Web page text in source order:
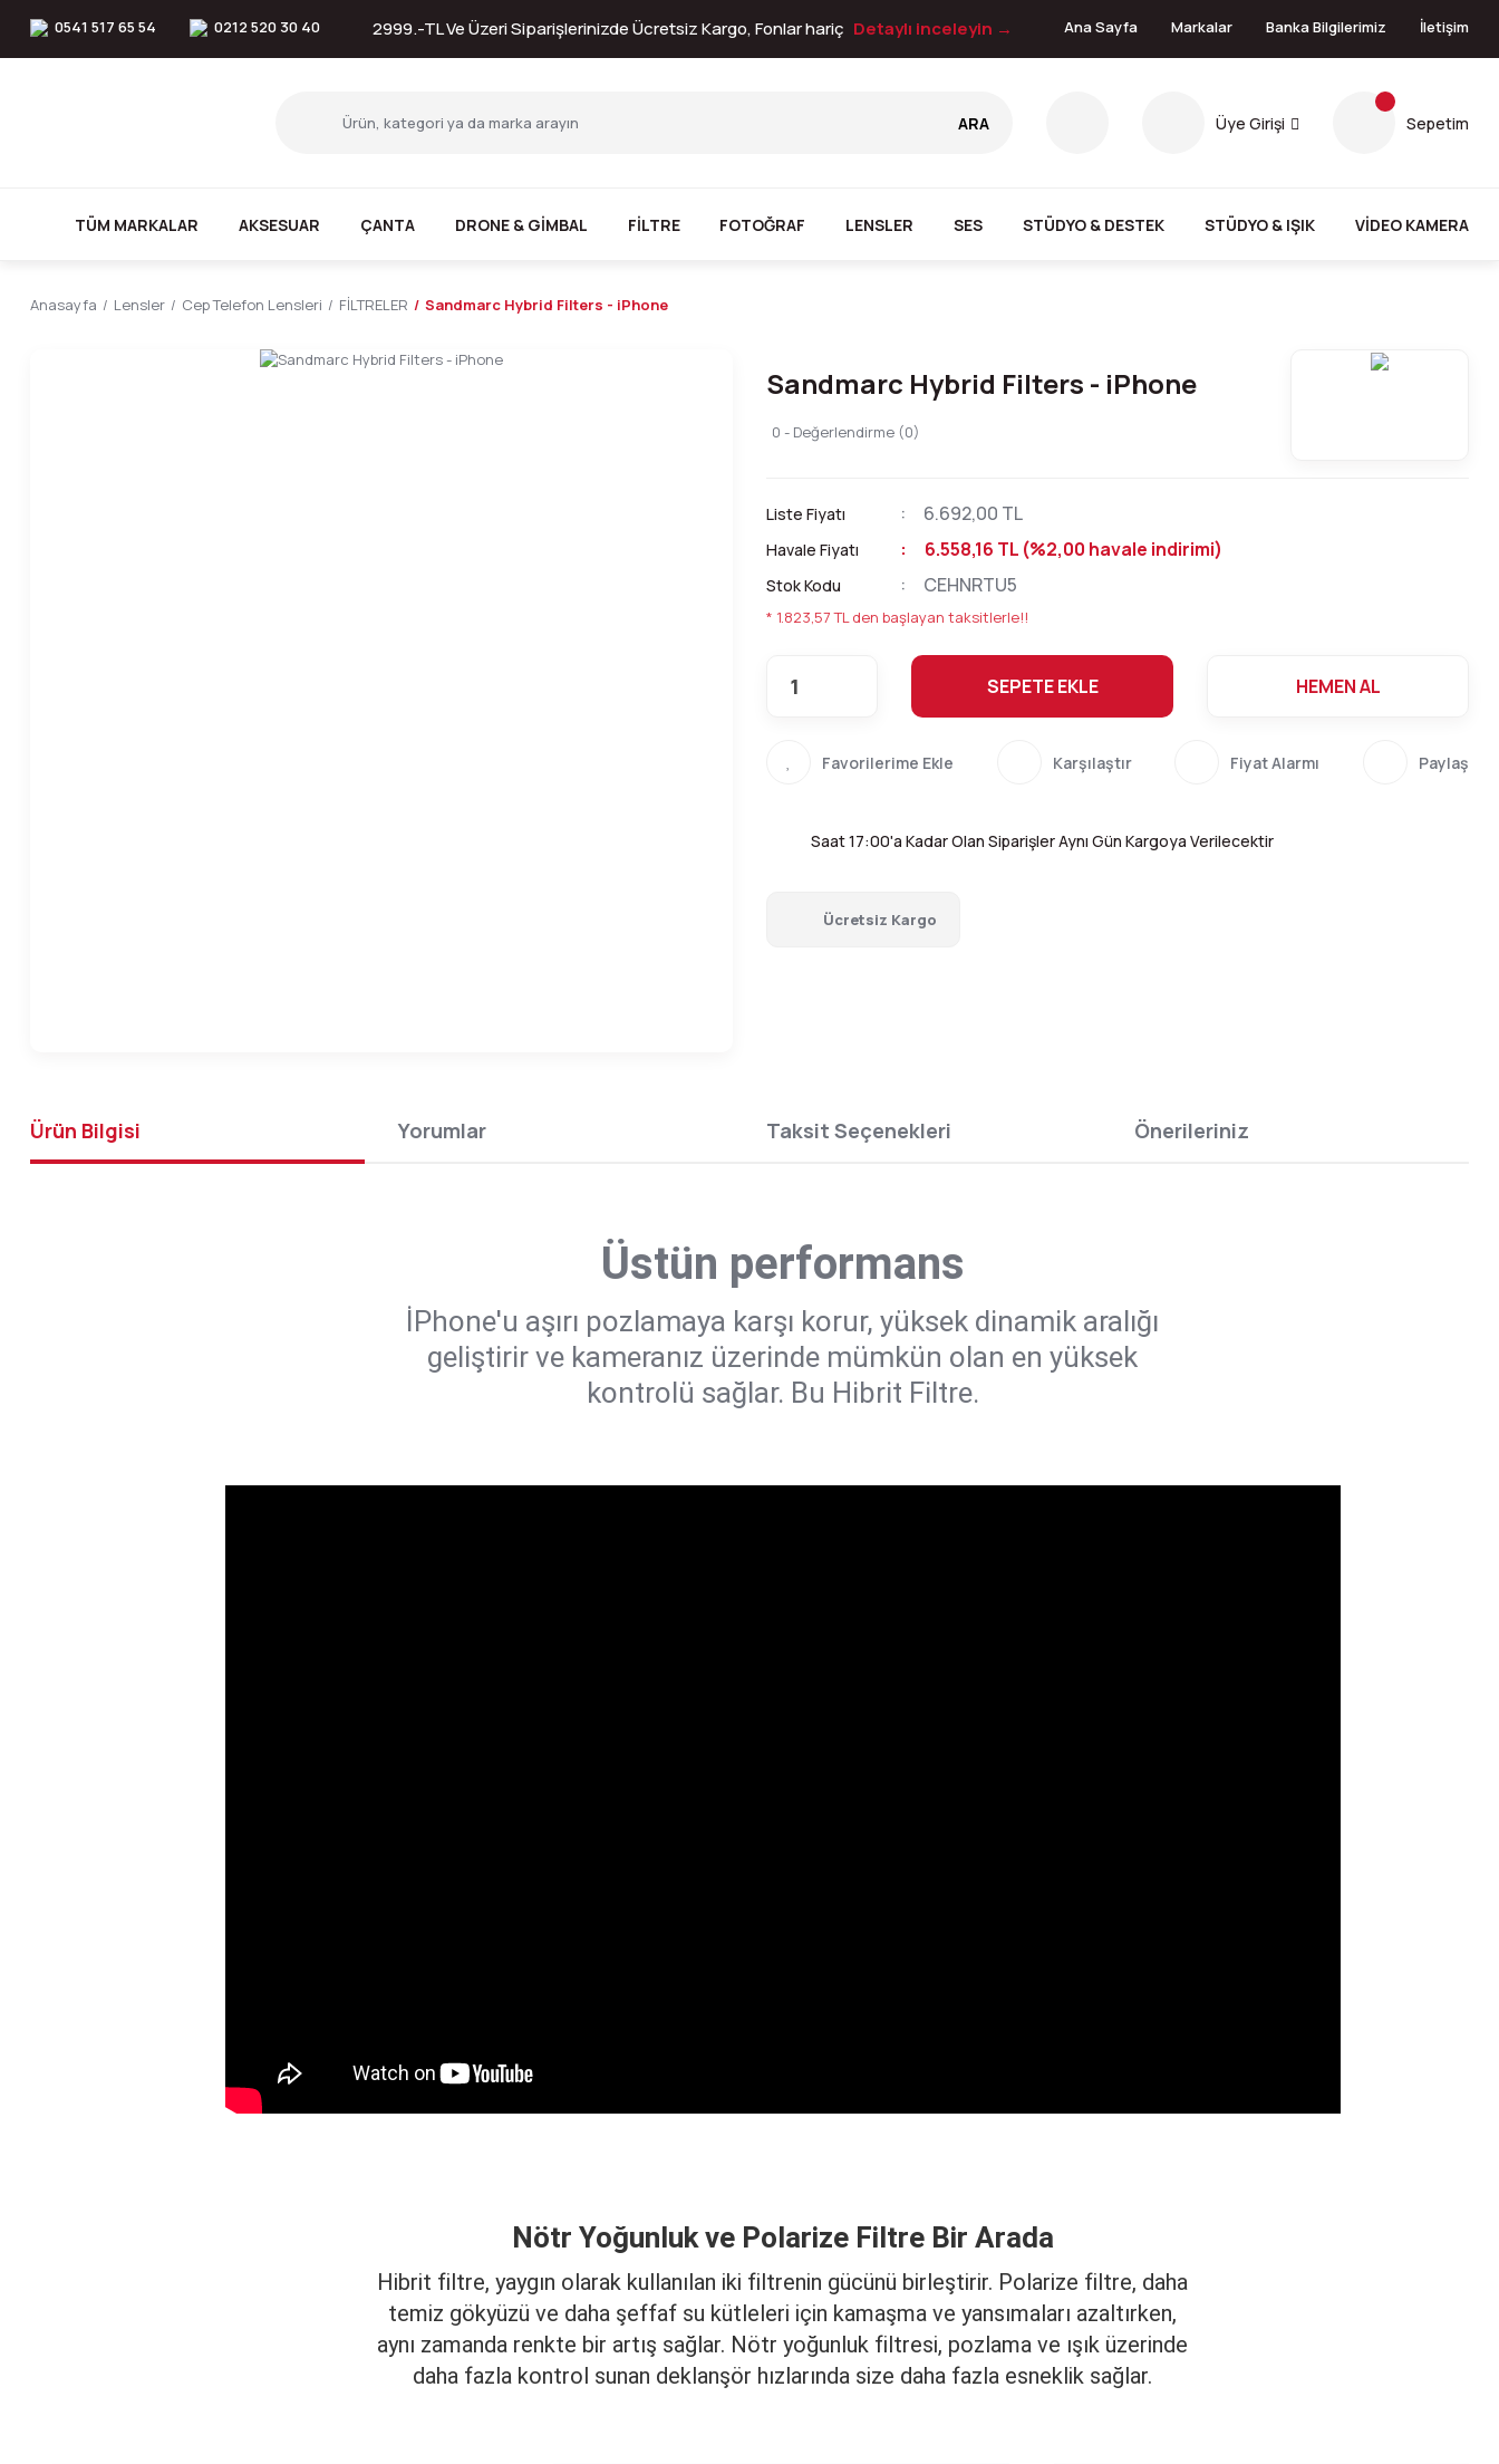
0541 517 65 54 0212 520 30 40 2999.-TL Ve Üzeri Siparişlerinizde Ücretsiz Kargo, Fonlar hariç Detaylı inceleyin → Ana Sayfa Markalar Banka Bilgilerimiz İletişim
ARA Üye Girişi Sepetim
TÜM MARKALAR AKSESUAR ÇANTA DRONE & GİMBAL FİLTRE FOTOĞRAF LENSLER SES STÜDYO & DESTEK STÜDYO & IŞIK VİDEO KAMERA
Anasayfa Lensler Cep Telefon Lensleri FİLTRELER Sandmarc Hybrid Filters - iPhone
Sandmarc Hybrid Filters - iPhone
0 - Değerlendirme (0)
Liste Fiyatı 6.692,00 TL
Havale Fiyatı 6.558,16 TL (%2,00 havale indirimi)
Stok Kodu CEHNRTU5
* 1.823,57 TL den başlayan taksitlerle!!
SEPETE EKLE HEMEN AL
Karşılaştır Fiyat Alarmı Paylaş
Saat 17:00'a Kadar Olan Siparişler Aynı Gün Kargoya Verilecektir
Ücretsiz Kargo
Ürün Bilgisi Yorumlar Taksit Seçenekleri Önerileriniz
Üstün performans
İPhone'u aşırı pozlamaya karşı korur, yüksek dinamik aralığı
geliştirir ve kameranız üzerinde mümkün olan en yüksek
kontrolü sağlar. Bu Hibrit Filtre.
Nötr Yoğunluk ve Polarize Filtre Bir Arada
Hibrit filtre, yaygın olarak kullanılan iki filtrenin gücünü birleştirir. Polarize filtre, daha
temiz gökyüzü ve daha şeffaf su kütleleri için kamaşma ve yansımaları azaltırken,
aynı zamanda renkte bir artış sağlar. Nötr yoğunluk filtresi, pozlama ve ışık üzerinde
daha fazla kontrol sunan deklanşör hızlarında size daha fazla esneklik sağlar.